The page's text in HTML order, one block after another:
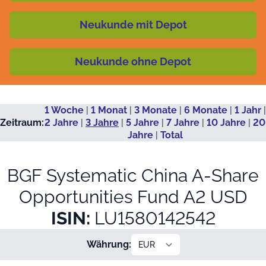
Neukunde mit Depot
Neukunde ohne Depot
Zeitraum:
1 Woche| 1 Monat| 3 Monate| 6 Monate| 1 Jahr|
2 Jahre | 3 Jahre | 5 Jahre | 7 Jahre | 10 Jahre | 20
Jahre| Total
BGF Systematic China A-Share
Opportunities Fund A2 USD
ISIN: LU1580142542
Währung: